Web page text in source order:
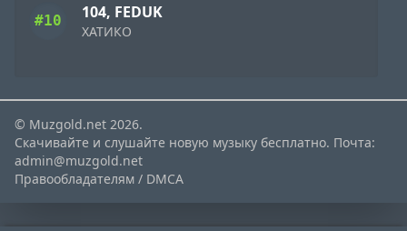
#10 104, FEDUK
ХАТИКО
© Muzgold.net 2026.
Скачивайте и слушайте новую музыку бесплатно. Почта:
admin@muzgold.net
Правообладателям / DMCA